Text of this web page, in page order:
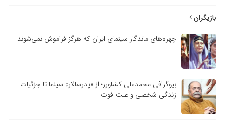
بازیگران
چهره‌های ماندگار سینمای ایران که هرگز فراموش نمی‌شوند
بیوگرافی محمدعلی کشاورز؛ از «پدرسالار» سینما تا جزئیات
زندگی شخصی و علت فوت